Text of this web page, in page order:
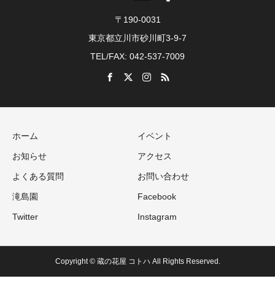
〒190-0031
東京都立川市砂川町3-9-7
TEL/FAX: 042-537-7009
ホーム イベント
お知らせ アクセス
よくある質問 お問い合わせ
滝島園 Facebook
Twitter Instagram
Copyright © 蔵の花屋 コトハ All Rights Reserved.